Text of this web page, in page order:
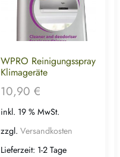
WPRO Reinigungsspray
Klimageräte
10,90 €
inkl. 19 % MwSt.
zzgl. Versandkosten
Lieferzeit: 1-2 Tage